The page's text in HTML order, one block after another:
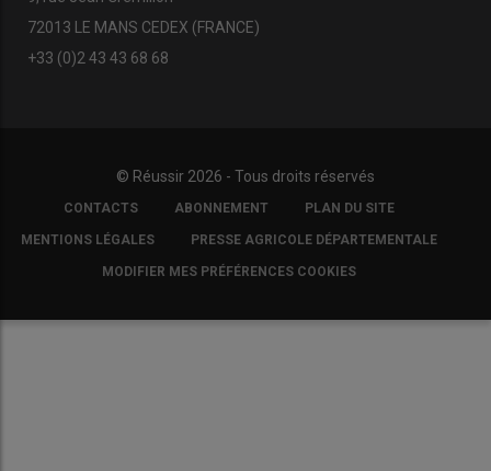
72013 LE MANS CEDEX (FRANCE)
+33 (0)2 43 43 68 68
© Réussir 2026 - Tous droits réservés
FOOTER
COPYRIGHT
CONTACTS ABONNEMENT PLAN DU SITE
MENTIONS LÉGALES PRESSE AGRICOLE DÉPARTEMENTALE
MODIFIER MES PRÉFÉRENCES COOKIES